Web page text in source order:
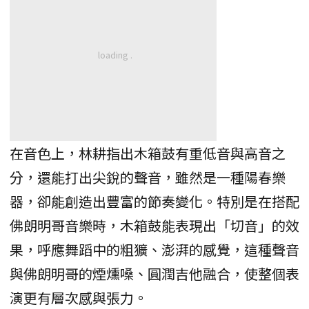
在音色上，林耕指出木箱鼓有重低音與高音之
分，還能打出尖銳的聲音，雖然是一種陽春樂
器，卻能創造出豐富的節奏變化。特別是在搭配
佛朗明哥音樂時，木箱鼓能表現出「切音」的效
果，呼應舞蹈中的粗獷、澎湃的感覺，這種聲音
與佛朗明哥的煙燻嗓、圓潤吉他融合，使整個表
演更有層次感與張力。